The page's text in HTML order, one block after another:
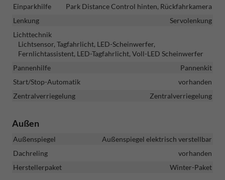
Einparkhilfe
Park Distance Control hinten, Rückfahrkamera
Lenkung
Servolenkung
Lichttechnik
Lichtsensor, Tagfahrlicht, LED-Scheinwerfer,
Fernlichtassistent, LED-Tagfahrlicht, Voll-LED Scheinwerfer
Pannenhilfe
Pannenkit
Start/Stop-Automatik
vorhanden
Zentralverriegelung
Zentralverriegelung
Außen
Außenspiegel
Außenspiegel elektrisch verstellbar
Dachreling
vorhanden
Herstellerpaket
Winter-Paket